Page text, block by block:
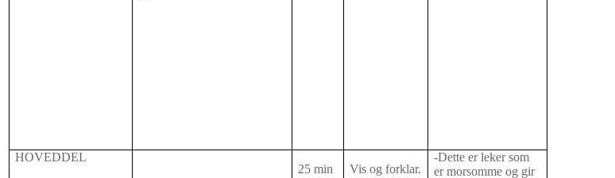
HOVEDDEL
25 min Vis og forklar.
-Dette er leker som
er morsomme og gir